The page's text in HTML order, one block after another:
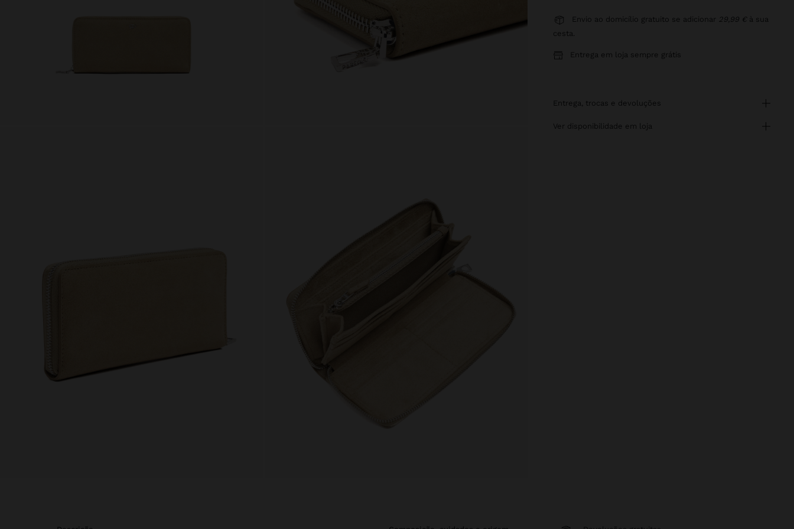
Envio ao domicílio gratuito se adicionar 29,99 € à sua
cesta.
Entrega em loja sempre grátis
entrega, trocas e devoluções
ver disponibilidade em loja